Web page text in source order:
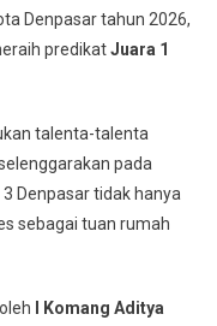
Denpasar tahun 2026,
predikatJuara 1
talenta-talenta
pada
Denpasar tidak hanya
sebagai tuan rumah
I Komang Aditya